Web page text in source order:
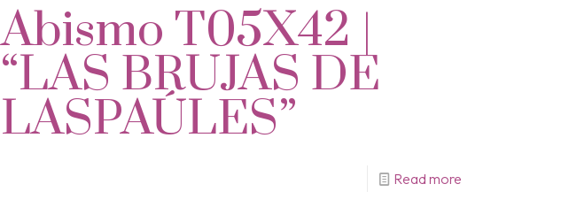
Abismo T05X42 |
“LAS BRUJAS DE
LASPAÚLES”
Read more